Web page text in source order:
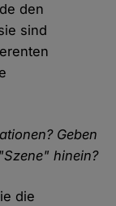
den
sind
Geben
hinein?
die